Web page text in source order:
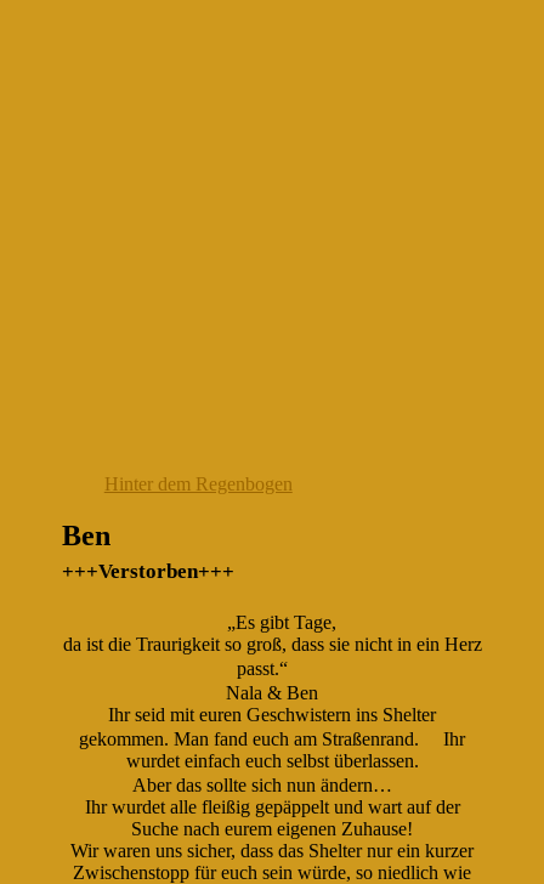
Hinter dem Regenbogen
Ben
+++Verstorben+++
„Es gibt Tage,
da ist die Traurigkeit so groß, dass sie nicht in ein Herz
passt.“
Nala & Ben
Ihr seid mit euren Geschwistern ins Shelter
gekommen. Man fand euch am Straßenrand.
Ihr
wurdet einfach euch selbst überlassen.
Aber das sollte sich nun ändern…
Ihr wurdet alle fleißig gepäppelt und wart auf der
Suche nach eurem eigenen Zuhause!
Wir waren uns sicher, dass das Shelter nur ein kurzer
Zwischenstopp für euch sein würde, so niedlich wie